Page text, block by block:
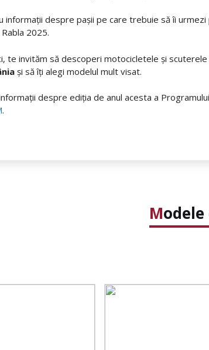
informații despre pașii pe care trebuie să îi
2025.
te invităm să descoperi motocicletele și
și să îți alegi modelul mult visat.
despre ediția de anul acesta a
.